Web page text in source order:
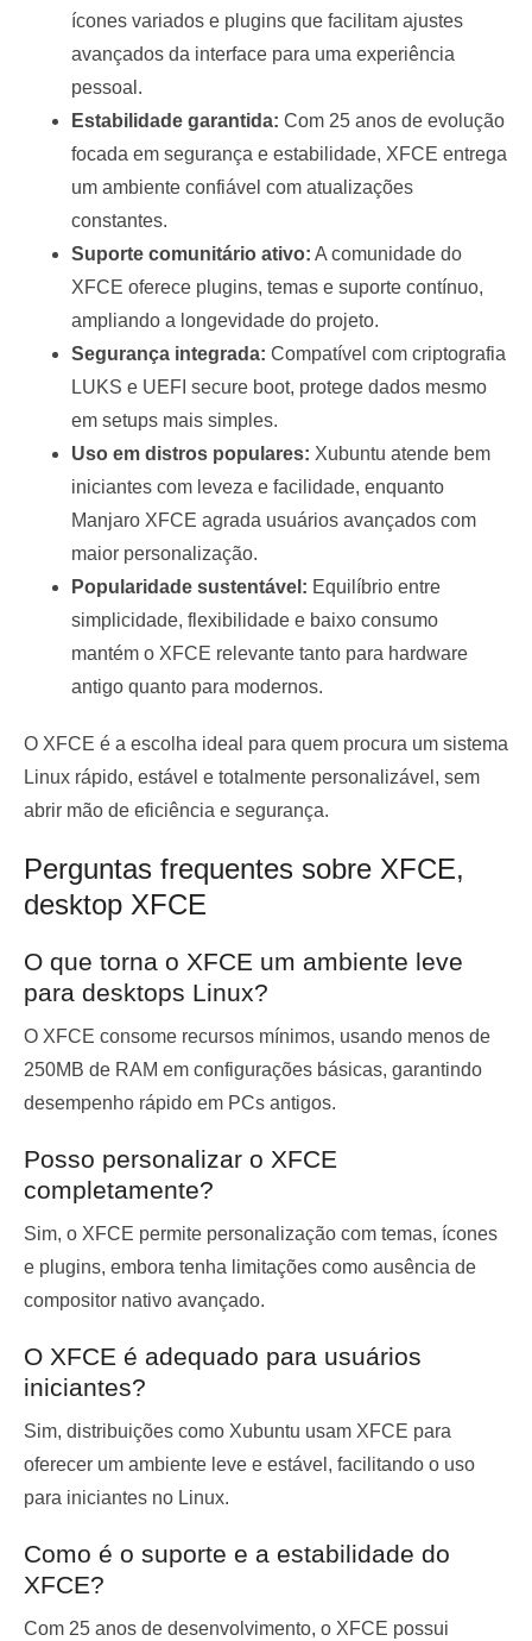
ícones variados e plugins que facilitam ajustes
avançados da interface para uma experiência
pessoal.
Estabilidade garantida: Com 25 anos de evolução
focada em segurança e estabilidade, XFCE entrega
um ambiente confiável com atualizações
constantes.
Suporte comunitário ativo: A comunidade do
XFCE oferece plugins, temas e suporte contínuo,
ampliando a longevidade do projeto.
Segurança integrada: Compatível com criptografia
LUKS e UEFI secure boot, protege dados mesmo
em setups mais simples.
Uso em distros populares: Xubuntu atende bem
iniciantes com leveza e facilidade, enquanto
Manjaro XFCE agrada usuários avançados com
maior personalização.
Popularidade sustentável: Equilíbrio entre
simplicidade, flexibilidade e baixo consumo
mantém o XFCE relevante tanto para hardware
antigo quanto para modernos.
O XFCE é a escolha ideal para quem procura um sistema
Linux rápido, estável e totalmente personalizável, sem
abrir mão de eficiência e segurança.
Perguntas frequentes sobre XFCE,
desktop XFCE
O que torna o XFCE um ambiente leve
para desktops Linux?
O XFCE consome recursos mínimos, usando menos de
250MB de RAM em configurações básicas, garantindo
desempenho rápido em PCs antigos.
Posso personalizar o XFCE
completamente?
Sim, o XFCE permite personalização com temas, ícones
e plugins, embora tenha limitações como ausência de
compositor nativo avançado.
O XFCE é adequado para usuários
iniciantes?
Sim, distribuições como Xubuntu usam XFCE para
oferecer um ambiente leve e estável, facilitando o uso
para iniciantes no Linux.
Como é o suporte e a estabilidade do
XFCE?
Com 25 anos de desenvolvimento, o XFCE possui